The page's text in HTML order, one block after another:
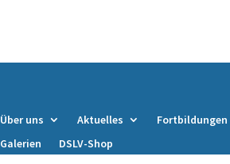
Über uns Aktuelles Fortbildungen
Galerien
DSLV-Shop